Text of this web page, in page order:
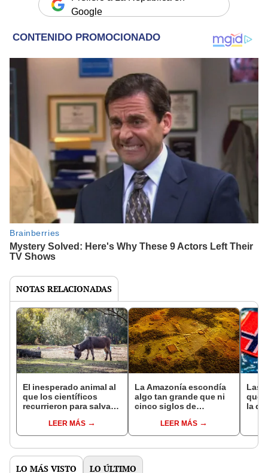
Google
NOTAS RELACIONADAS
El inesperado animal al
que los científicos
recurrieron para salvar
reintroducción de un
asno salvaje está
en un paisaje con más
vida
LEER MÁS
La Amazonía escondía
algo tan grande que ni
cinco siglos de
encontrarlo: el hallazgo
podría cambiar todo lo
pasado
LEER MÁS
Las
que
la de
LO MÁS VISTO LO ÚLTIMO